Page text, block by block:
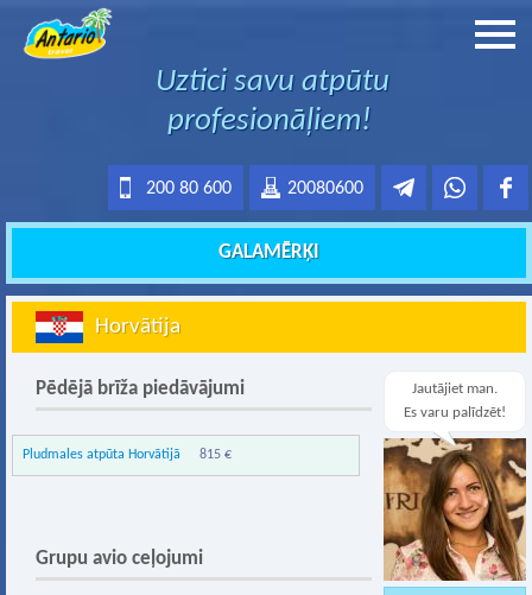
Uztici savu atpūtu
profesionāļiem!
20080600
200 80 600
GALAMĒRĶI
Horvātija
Jautājiet man.
Es varu palīdzēt!
Pēdējā brīža piedāvājumi
Pludmales atpūta Horvātijā 815 €
Grupu avio ceļojumi